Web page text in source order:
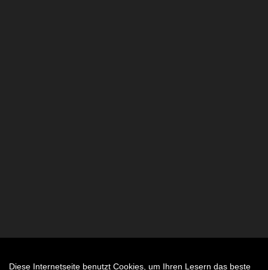
Diese Internetseite benutzt Cookies, um Ihren Lesern das beste
Auftrag widerrufen